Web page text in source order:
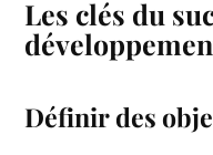
Les clés du
Définir des